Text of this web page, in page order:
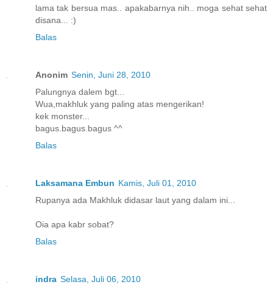
lama tak bersua mas.. apakabarnya nih.. moga sehat sehat
disana... :)
Balas
Anonim Senin, Juni 28, 2010
Palungnya dalem bgt...
Wua,makhluk yang paling atas mengerikan!
kek monster...
bagus.bagus.bagus ^^
Balas
Laksamana Embun Kamis, Juli 01, 2010
Rupanya ada Makhluk didasar laut yang dalam ini...
Oia apa kabr sobat?
Balas
indra Selasa, Juli 06, 2010